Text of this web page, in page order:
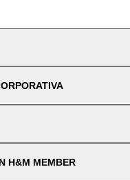
H&M MEMBER